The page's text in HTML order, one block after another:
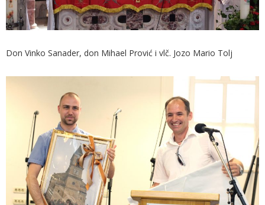
Don Vinko Sanader, don Mihael Prović i vlč. Jozo Mario Tolj